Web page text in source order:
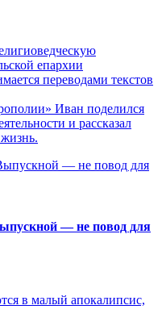
епархии
переводами текстов
Иван поделился
и рассказал
— не повод для
в малый апокалипсис,